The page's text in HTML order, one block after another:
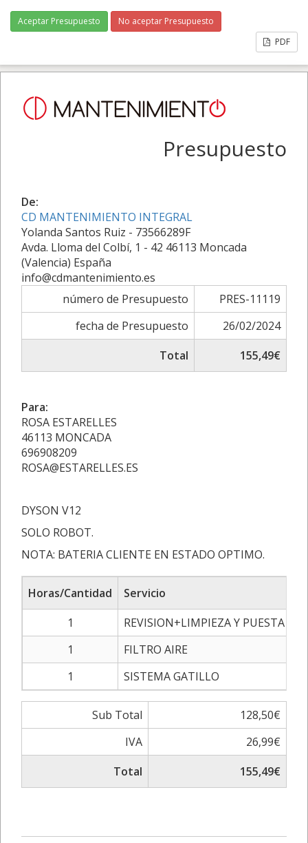
Aceptar Presupuesto
No aceptar Presupuesto
PDF
Presupuesto
De:
CD MANTENIMIENTO INTEGRAL
Yolanda Santos Ruiz - 73566289F
Avda. Lloma del Colbí, 1 - 42 46113 Moncada
(Valencia) España
info@cdmantenimiento.es
número de Presupuesto
PRES-11119
fecha de Presupuesto
26/02/2024
Total
155,49€
Para:
ROSA ESTARELLES
46113 MONCADA
696908209
ROSA@ESTARELLES.ES
DYSON V12
SOLO ROBOT.
NOTA: BATERIA CLIENTE EN ESTADO OPTIMO.
Horas/Cantidad
Servicio
1
REVISION+LIMPIEZA Y PUESTA A
1
FILTRO AIRE
1
SISTEMA GATILLO
Sub Total
128,50€
IVA
26,99€
Total
155,49€